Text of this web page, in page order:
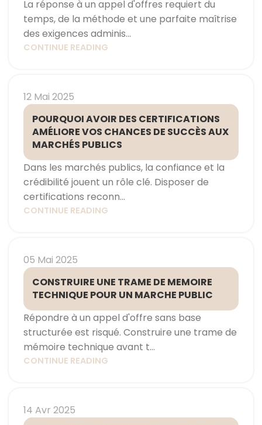
La réponse à un appel d'offres requiert du
temps, de la méthode et une parfaite maîtrise
des exigences adminis...
CONTINUE READING
12 Mai 2025
POURQUOI AVOIR DES CERTIFICATIONS
AMÉLIORE VOS CHANCES DE SUCCÈS AUX
MARCHÉS PUBLICS
Dans les marchés publics, la confiance et la
crédibilité jouent un rôle clé. Disposer de
certifications reconn...
CONTINUE READING
05 Mai 2025
CONSTRUIRE UNE TRAME DE MEMOIRE
TECHNIQUE POUR UN MARCHE PUBLIC
Répondre à un appel d'offre sans base
structurée est risqué. Construire une trame de
mémoire technique avant t...
CONTINUE READING
14 Avr 2025